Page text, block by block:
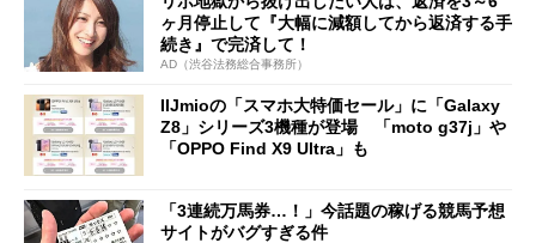
ヶ月停止して『大幅に減額してから返済する手
続き』で完済して！
AD（渋谷法務総合事務所）
IIJmioの「スマホ大特価セール」に「Galaxy
Z8」シリーズ3機種が登場 「moto g37j」や
「OPPO Find X9 Ultra」も
「3連続万馬券…！」今話題の稼げる競馬予想
サイトがバグすぎる件